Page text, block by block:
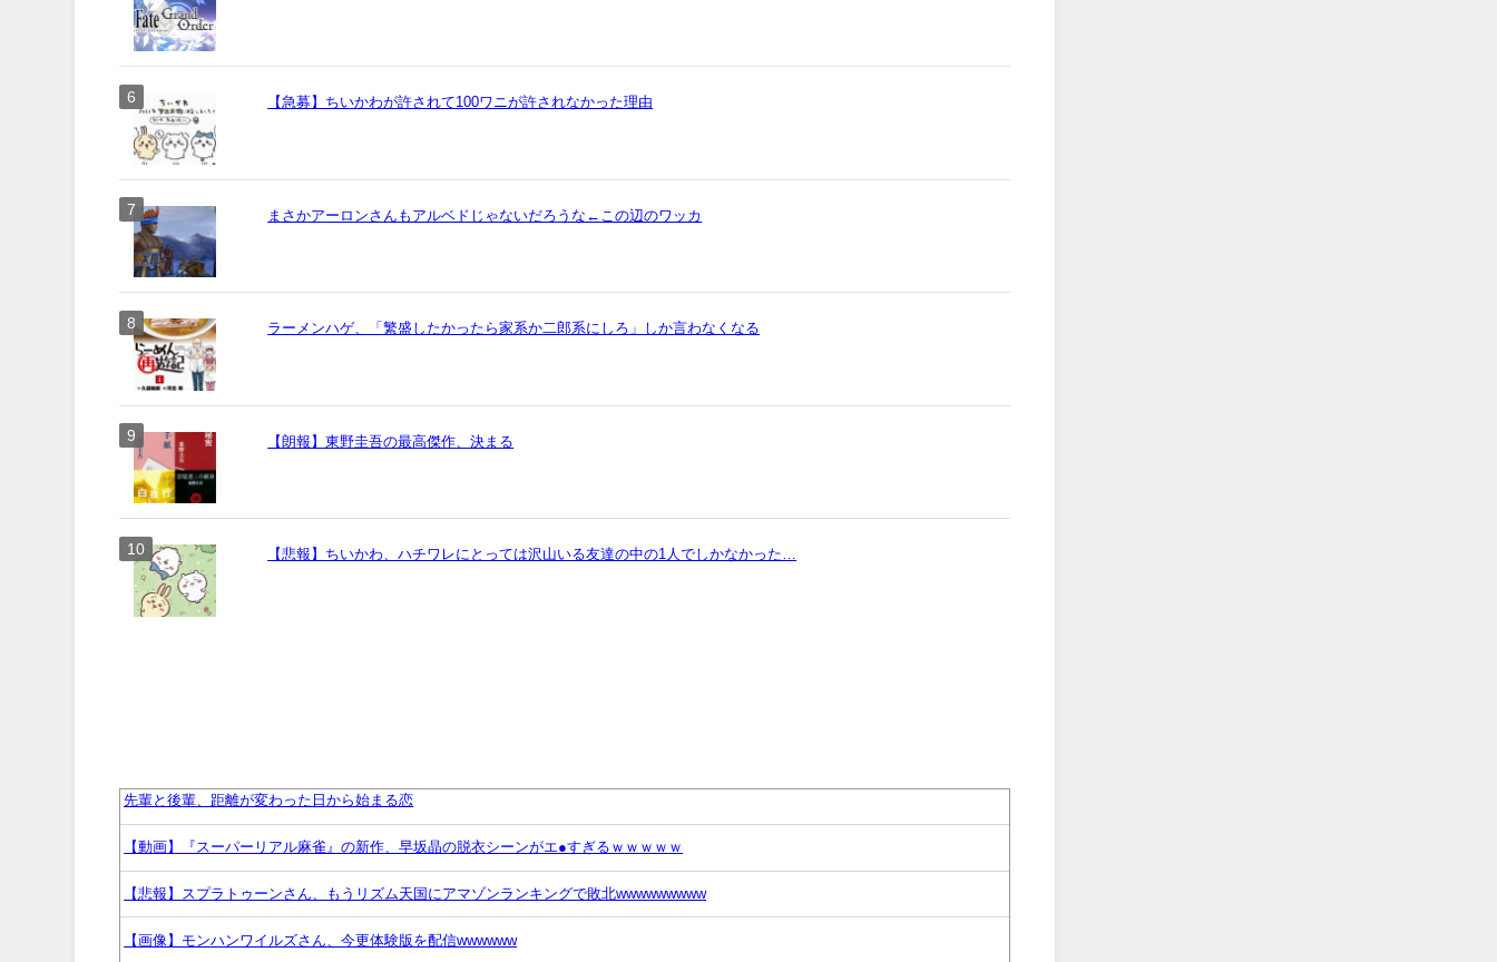
【急募】ちいかわが許されて100ワニが許されなかった理由
まさかアーロンさんもアルベドじゃないだろうな←この辺のワッカ
ラーメンハゲ、「繁盛したかったら家系か二郎系にしろ」しか言わなくなる
【朗報】東野圭吾の最高傑作、決まる
【悲報】ちいかわ、ハチワレにとっては沢山いる友達の中の1人でしかなかった…
先輩と後輩、距離が変わった日から始まる恋
【動画】『スーパーリアル麻雀』の新作、早坂晶の脱衣シーンがエ●すぎるｗｗｗｗｗ
【悲報】スプラトゥーンさん、もうリズム天国にアマゾンランキングで敗北wwwwwwwww
【画像】モンハンワイルズさん、今更体験版を配信wwwwww